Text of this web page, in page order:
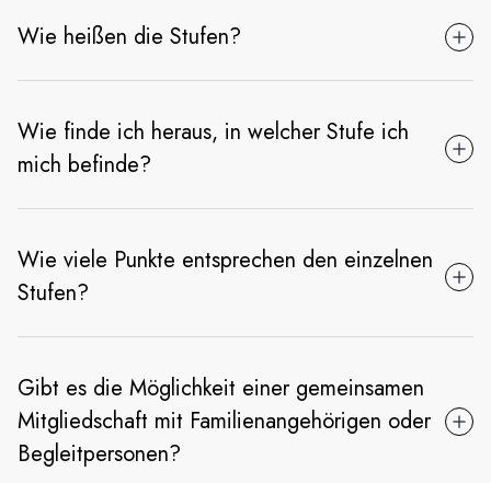
Wie heißen die Stufen?
Wie finde ich heraus, in welcher Stufe ich
mich befinde?
Wie viele Punkte entsprechen den einzelnen
Stufen?
Gibt es die Möglichkeit einer gemeinsamen
Mitgliedschaft mit Familienangehörigen oder
Begleitpersonen?